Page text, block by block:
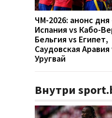
ЧМ-2026: анонс дня
Испания vs Кабо-
Бельгия vs Египет,
Саудовская Аравия
Уругвай
Внутри